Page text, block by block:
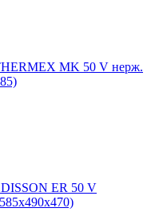
MK 50 V нерж.
ER 50 V